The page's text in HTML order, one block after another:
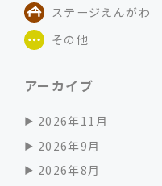
ステージえんがわ
その他
アーカイブ
2026年11月
2026年9月
2026年8月